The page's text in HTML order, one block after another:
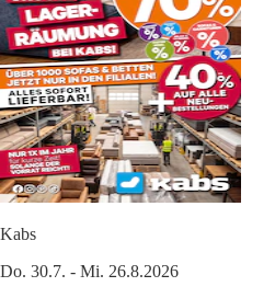
Kabs
Do. 30.7. - Mi. 26.8.2026